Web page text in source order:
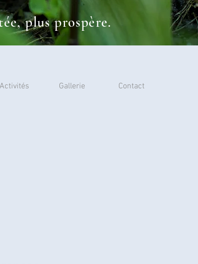
plus prospère.
Activités Gallerie Contact